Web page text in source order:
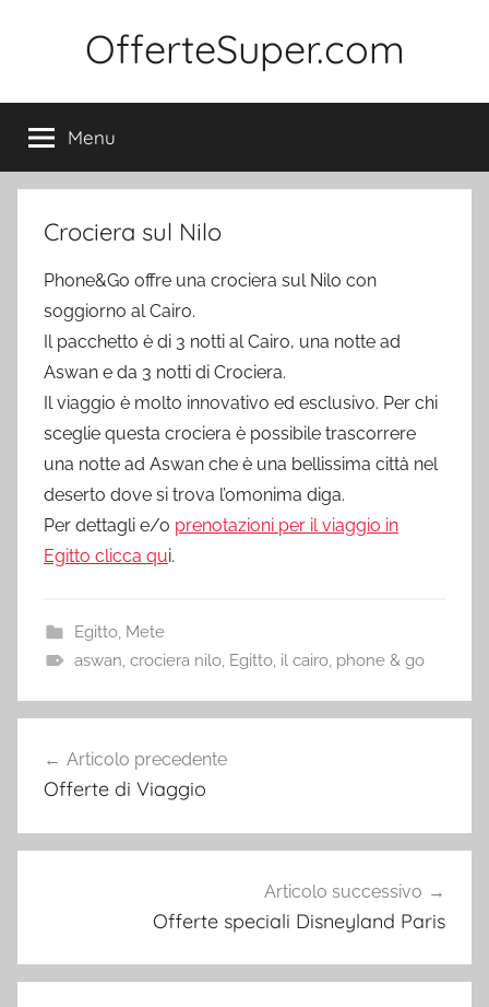
OfferteSuper.com
Menu
Crociera sul Nilo
Phone&Go offre una crociera sul Nilo con
soggiorno al Cairo.
Il pacchetto è di 3 notti al Cairo, una notte ad
Aswan e da 3 notti di Crociera.
Il viaggio è molto innovativo ed esclusivo. Per chi
sceglie questa crociera è possibile trascorrere
una notte ad Aswan che è una bellissima città nel
deserto dove si trova l’omonima diga.
Per dettagli e/o prenotazioni per il viaggio in
Egitto clicca qui.
Egitto, Mete
aswan, crociera nilo, Egitto, il cairo, phone & go
articoli
Articolo precedente
Offerte di Viaggio
Articolo successivo
Offerte speciali Disneyland Paris